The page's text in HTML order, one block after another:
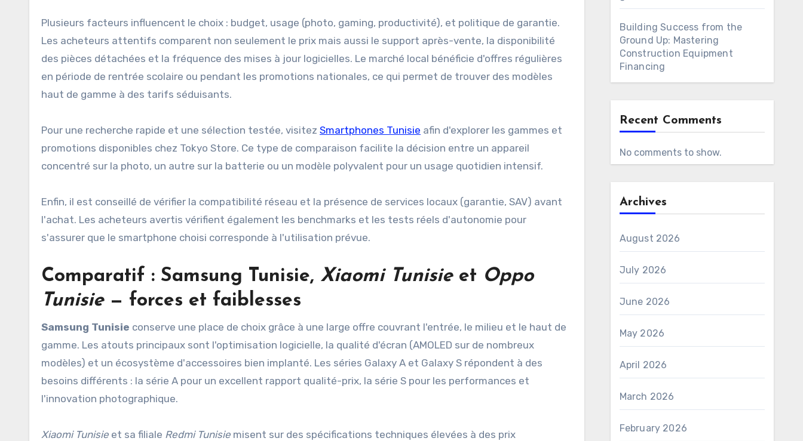
Plusieurs facteurs influencent le choix : budget, usage (photo, gaming, productivité), et politique de garantie.
Les acheteurs attentifs comparent non seulement le prix mais aussi le support après-vente, la disponibilité
des pièces détachées et la fréquence des mises à jour logicielles. Le marché local bénéficie d'offres régulières
en période de rentrée scolaire ou pendant les promotions nationales, ce qui permet de trouver des modèles
haut de gamme à des tarifs séduisants.
Pour une recherche rapide et une sélection testée, visitez Smartphones Tunisie afin d'explorer les gammes et
promotions disponibles chez Tokyo Store. Ce type de comparaison facilite la décision entre un appareil
concentré sur la photo, un autre sur la batterie ou un modèle polyvalent pour un usage quotidien intensif.
Enfin, il est conseillé de vérifier la compatibilité réseau et la présence de services locaux (garantie, SAV) avant
l'achat. Les acheteurs avertis vérifient également les benchmarks et les tests réels d'autonomie pour
s'assurer que le smartphone choisi corresponde à l'utilisation prévue.
Comparatif : Samsung Tunisie, Xiaomi Tunisieet Oppo
Tunisie— forces et faiblesses
Samsung Tunisie conserve une place de choix grâce à une large offre couvrant l'entrée, le milieu et le haut de
gamme. Les atouts principaux sont l'optimisation logicielle, la qualité d'écran (AMOLED sur de nombreux
modèles) et un écosystème d'accessoires bien implanté. Les séries Galaxy A et Galaxy S répondent à des
besoins différents : la série A pour un excellent rapport qualité-prix, la série S pour les performances et
l'innovation photographique.
Xiaomi Tunisie et sa filiale Redmi Tunisie misent sur des spécifications techniques élevées à des prix
Building Success from the
Ground Up: Mastering
Construction Equipment
Financing
Recent Comments
No comments to show.
Archives
August 2026
July 2026
June 2026
May 2026
April 2026
March 2026
February 2026